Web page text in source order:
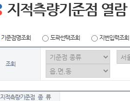
지적측량기준점 열람
기준점명조회 도곽선택조회 지번입력조회
조회
지적측량기준점 종 류